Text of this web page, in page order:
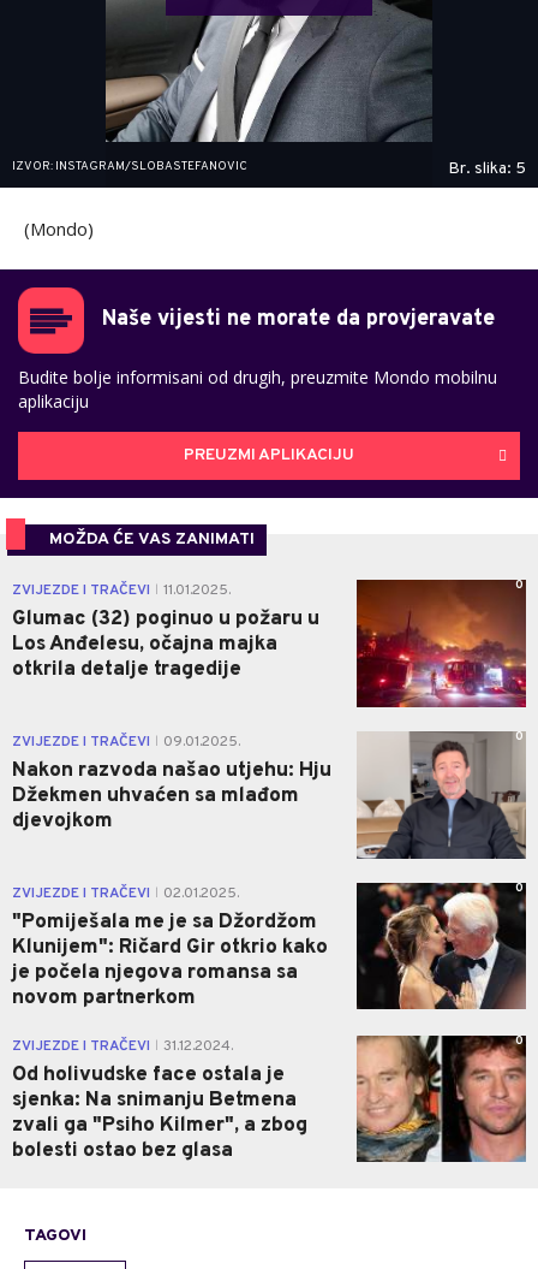
IZVOR: INSTAGRAM/SLOBASTEFANOVIC Br. slika: 5
(Mondo)
Naše vijesti ne morate da provjeravate
Budite bolje informisani od drugih, preuzmite Mondo mobilnu
aplikaciju
PREUZMI APLIKACIJU
MOŽDA ĆE VAS ZANIMATI
ZVIJEZDE I TRAČEVI 11.01.2025.
Glumac (32) poginuo u požaru u
Los Anđelesu, očajna majka
otkrila detalje tragedije
0
ZVIJEZDE I TRAČEVI 09.01.2025.
Nakon razvoda našao utjehu: Hju
Džekmen uhvaćen sa mlađom
djevojkom
0
ZVIJEZDE I TRAČEVI 02.01.2025.
"Pomiješala me je sa Džordžom
Klunijem": Ričard Gir otkrio kako
je počela njegova romansa sa
novom partnerkom
0
ZVIJEZDE I TRAČEVI 31.12.2024.
Od holivudske face ostala je
sjenka: Na snimanju Betmena
zvali ga "Psiho Kilmer", a zbog
bolesti ostao bez glasa
0
TAGOVI